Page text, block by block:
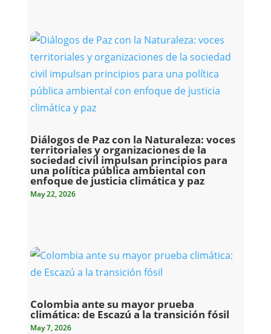
Diálogos de Paz con la Naturaleza: voces
territoriales y organizaciones de la
sociedad civil impulsan principios para
una política pública ambiental con
enfoque de justicia climática y paz
May 22, 2026
Colombia ante su mayor prueba
climática: de Escazú a la transición fósil
May 7, 2026